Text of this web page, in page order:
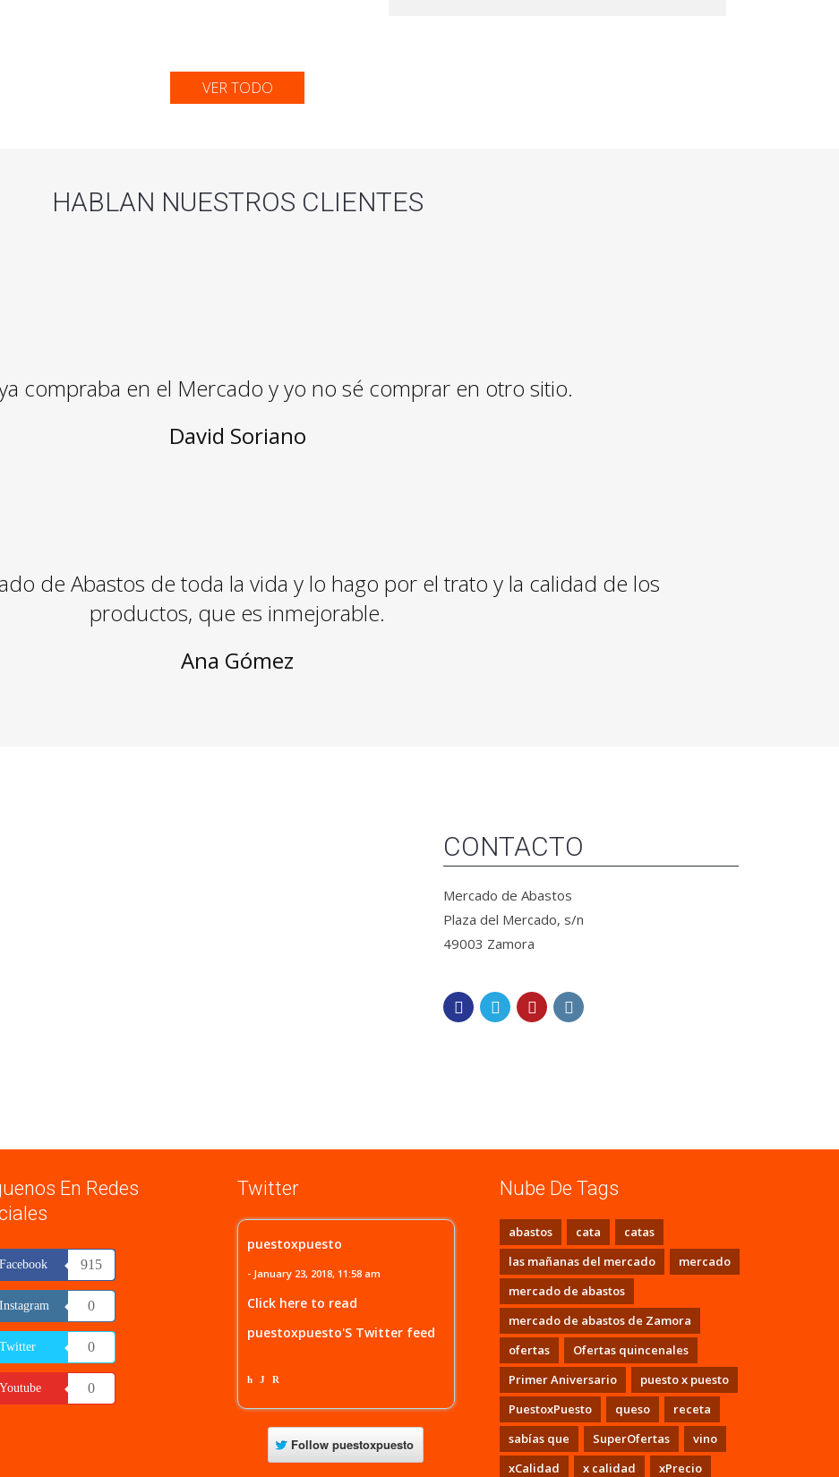
VER TODO
HABLAN NUESTROS CLIENTES
compraba en el Mercado y yo no sé comprar en otro sitio.
David Soriano
de Abastos de toda la vida y lo hago por el trato y la calidad de los
productos, que es inmejorable.
Ana Gómez
CONTACTO
Mercado de Abastos
Plaza del Mercado, s/n
49003 Zamora
En Redes
Facebook 915
Instagram 0
Twitter 0
Youtube 0
Twitter
puestoxpuesto
- January 23, 2018, 11:58 am
Click here to read
puestoxpuesto'S Twitter feed
h J R
Followpuestoxpuesto
Nube De Tags
abastos cata
catas
las mañanas del mercado
mercado
mercado de abastos
mercado de abastos de Zamora
ofertas
Ofertas quincenales
Primer Aniversario
puesto x puesto
PuestoxPuesto
queso
receta
sabías que
SuperOfertas
vino
xCalidad
x calidad xPrecio